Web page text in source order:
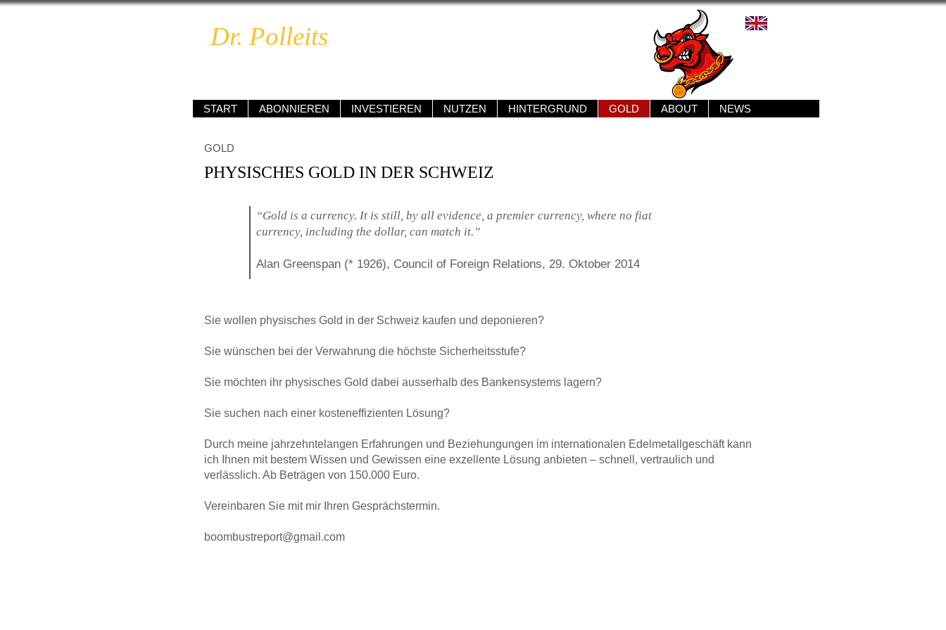
Dr. Polleits
START ABONNIEREN INVESTIEREN NUTZEN HINTERGRUND GOLD ABOUT NEWS
GOLD
PHYSISCHES GOLD IN DER SCHWEIZ
“Gold is a currency. It is still, by all evidence, a premier currency, where no fiat
currency, including the dollar, can match it.”
Alan Greenspan (* 1926), Council of Foreign Relations, 29. Oktober 2014
Sie wollen physisches Gold in der Schweiz kaufen und deponieren?
Sie wünschen bei der Verwahrung die höchste Sicherheitsstufe?
Sie möchten ihr physisches Gold dabei ausserhalb des Bankensystems lagern?
Sie suchen nach einer kosteneffizienten Lösung?
Durch meine jahrzehntelangen Erfahrungen und Beziehungungen im internationalen Edelmetallgeschäft kann
ich Ihnen mit bestem Wissen und Gewissen eine exzellente Lösung anbieten – schnell, vertraulich und
verlässlich. Ab Beträgen von 150.000 Euro.
Vereinbaren Sie mit mir Ihren Gesprächstermin.
boombustreport@gmail.com